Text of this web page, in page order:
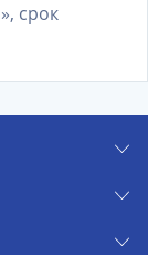
срок